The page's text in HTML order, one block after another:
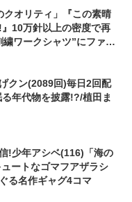
クオリティ」『この素晴
10万針以上の密度で再
ワークシャツ”にファン
クン(2089回)毎日2回配
年代物を披露!?/植田ま
!少年アシベ(116)「海の
ートなゴマフアザラシ
る名作ギャグ4コマ